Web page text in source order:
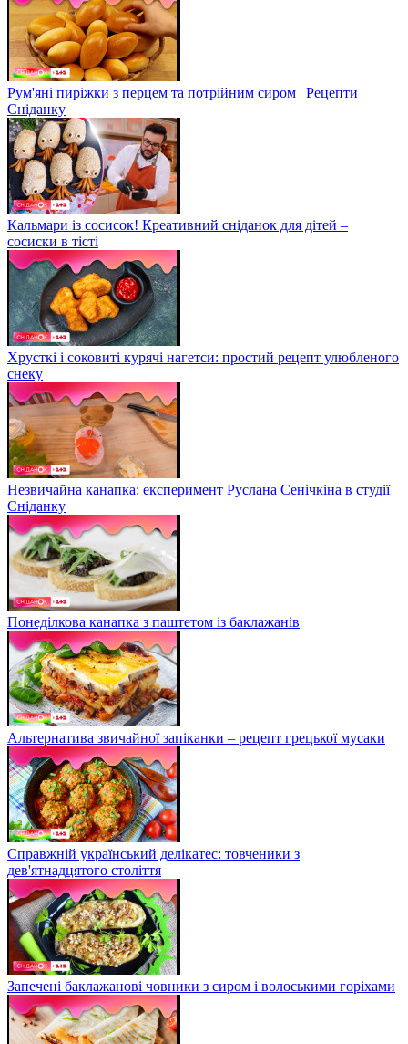
Рум'яні пиріжки з перцем та потрійним сиром | Рецепти
Сніданку
Кальмари із сосисок! Креативний сніданок для дітей –
сосиски в тісті
Хрусткі і соковиті курячі нагетси: простий рецепт улюбленого
снеку
Незвичайна канапка: експеримент Руслана Сенічкіна в студії
Сніданку
Понеділкова канапка з паштетом із баклажанів
Альтернатива звичайної запіканки – рецепт грецької мусаки
Справжній український делікатес: товченики з
дев'ятнадцятого століття
Запечені баклажанові човники з сиром і волоськими горіхами